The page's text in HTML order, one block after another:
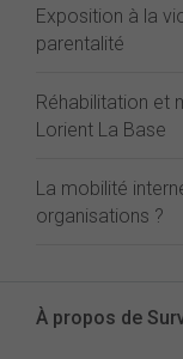
Exposition à la
parentalité
Réhabilitation et
Lorient La Base
La mobilité
organisations ?
À propos de